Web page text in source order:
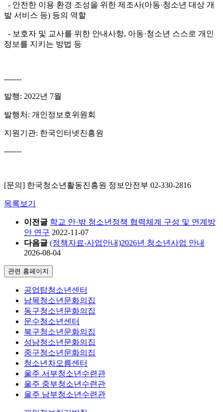
- 안전한 이용 환경 조성을 위한 제조사(아동·청소년 대상 개
발 서비스 등) 등의 역할
- 보호자 및 교사를 위한 안내사항, 아동·청소년 스스로 개인
정보를 지키는 방법 등
-------
발행: 2022년 7월
발행처: 개인정보호위원회
지원기관: 한국인터넷진흥원
-------
[문의] 한국청소년활동진흥원 정보안전부 02-330-2816
목록보기
이전글 학교 안·밖 청소년정책 협력체계 구성 및 연계방
안 연구 2022-11-07
다음글 (정책자료-사업안내)2026년 청소년사업 안내
2026-08-04
관련 홈페이지
공업탑청소년센터
남목청소년문화의집
동구청소년문화의집
문수청소년센터
북구청소년문화의집
성남청소년문화의집
중구청소년문화의집
청소년차오름센터
울주 서부청소년수련관
울주 중부청소년수련관
울주 남부청소년수련관